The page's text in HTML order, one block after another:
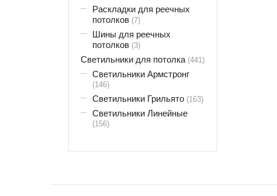
Раскладки для реечных
потолков (7)
Шины для реечных
потолков (3)
Светильники для потолка (441)
Светильники Армстронг
(146)
Светильники Грильято (163)
Светильники Линейные
(156)